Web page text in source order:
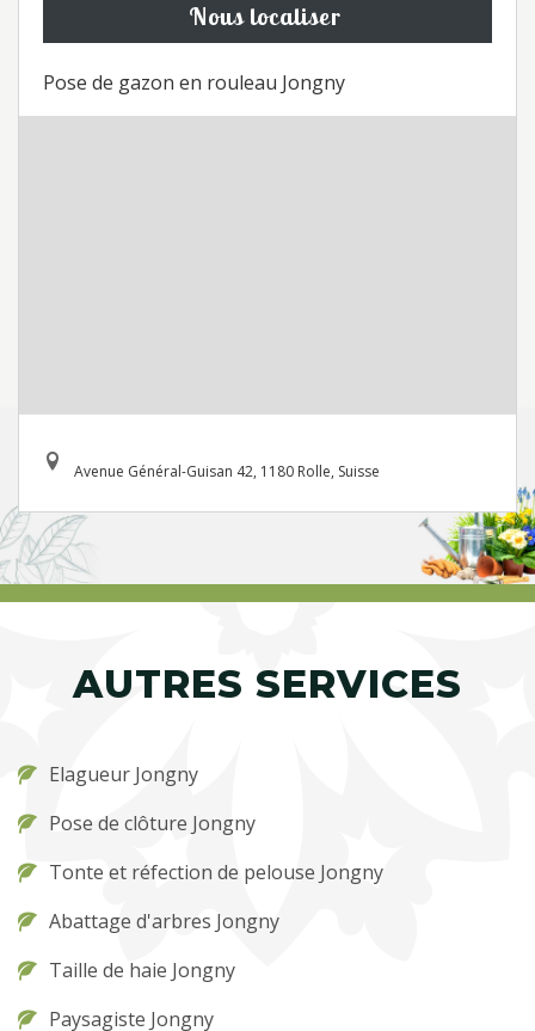
Nous localiser
Pose de gazon en rouleau Jongny
Avenue Général-Guisan 42, 1180 Rolle, Suisse
AUTRES SERVICES
Elagueur Jongny
Pose de clôture Jongny
Tonte et réfection de pelouse Jongny
Abattage d'arbres Jongny
Taille de haie Jongny
Paysagiste Jongny